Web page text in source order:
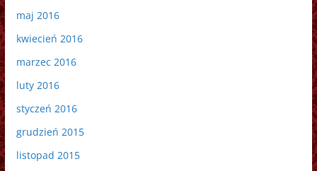
maj 2016
kwiecień 2016
marzec 2016
luty 2016
styczeń 2016
grudzień 2015
listopad 2015